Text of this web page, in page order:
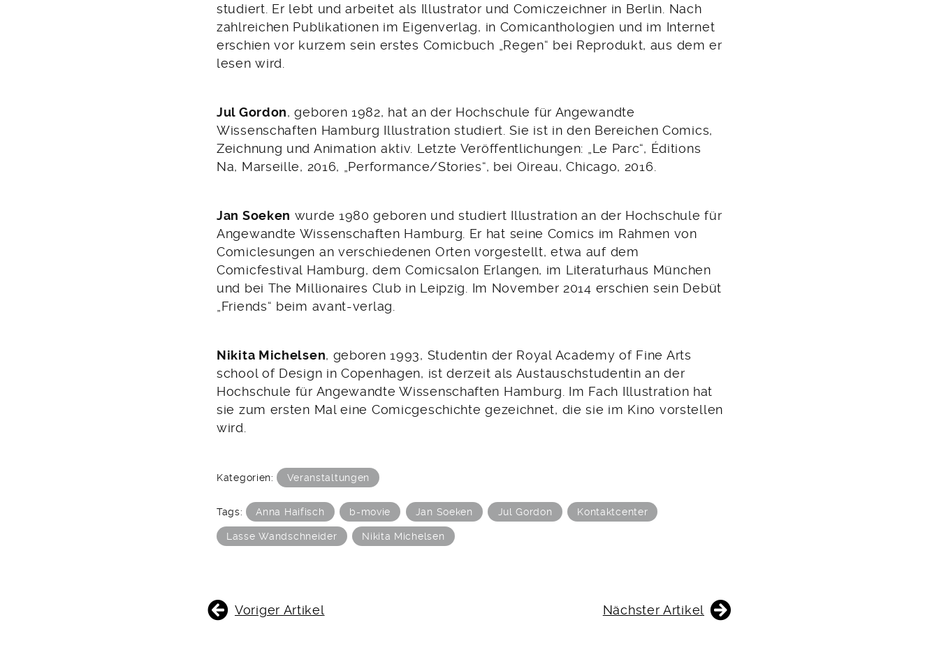
studiert. Er lebt und arbeitet als Illustrator und Comiczeichner in Berlin. Nach
zahlreichen Publikationen im Eigenverlag, in Comicanthologien und im Internet
erschien vor kurzem sein erstes Comicbuch „Regen“ bei Reprodukt, aus dem er
lesen wird.
Jul Gordon, geboren 1982, hat an der Hochschule für Angewandte
Wissenschaften Hamburg Illustration studiert. Sie ist in den Bereichen Comics,
Zeichnung und Animation aktiv. Letzte Veröffentlichungen: „Le Parc“, Éditions
Na, Marseille, 2016, „Performance/Stories“, bei Oireau, Chicago, 2016.
Jan Soeken wurde 1980 geboren und studiert Illustration an der Hochschule für
Angewandte Wissenschaften Hamburg. Er hat seine Comics im Rahmen von
Comiclesungen an verschiedenen Orten vorgestellt, etwa auf dem
Comicfestival Hamburg, dem Comicsalon Erlangen, im Literaturhaus München
und bei The Millionaires Club in Leipzig. Im November 2014 erschien sein Debüt
„Friends“ beim avant-verlag.
Nikita Michelsen, geboren 1993, Studentin der Royal Academy of Fine Arts
school of Design in Copenhagen, ist derzeit als Austauschstudentin an der
Hochschule für Angewandte Wissenschaften Hamburg. Im Fach Illustration hat
sie zum ersten Mal eine Comicgeschichte gezeichnet, die sie im Kino vorstellen
wird.
Kategorien: Veranstaltungen
Tags: Anna Haifisch b-movie Jan Soeken Jul Gordon Kontaktcenter
Lasse Wandschneider Nikita Michelsen
BEITRAGSNAVIGATION
Voriger Artikel Nächster Artikel